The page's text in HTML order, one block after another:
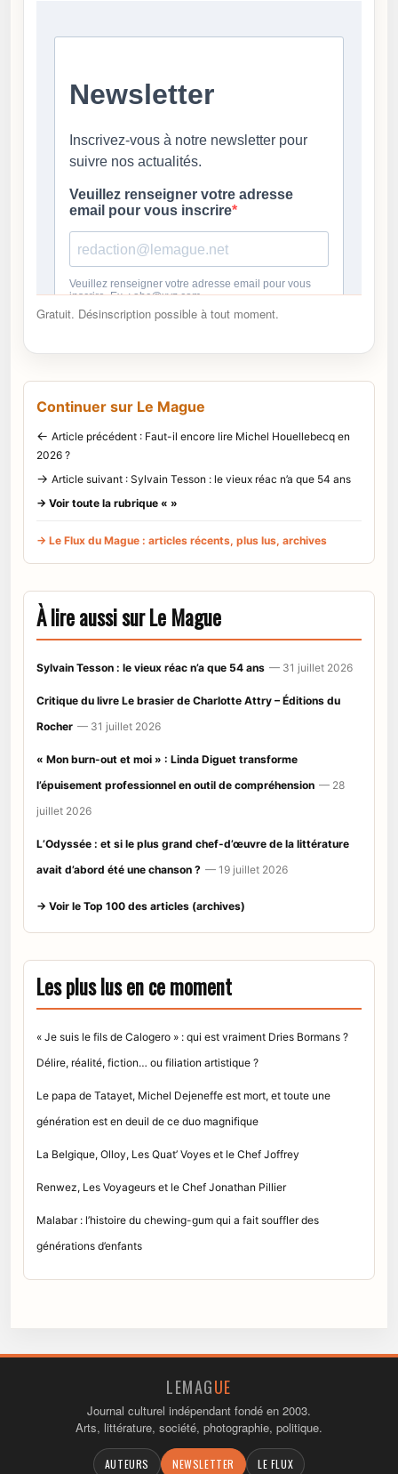
Gratuit. Désinscription possible à tout moment.
Continuer sur Le Mague
← Article précédent : Faut-il encore lire Michel Houellebecq en
2026 ?
→ Article suivant : Sylvain Tesson : le vieux réac n’a que 54 ans
→ Voir toute la rubrique « »
→ Le Flux du Mague : articles récents, plus lus, archives
À lire aussi sur Le Mague
Sylvain Tesson : le vieux réac n’a que 54 ans — 31 juillet 2026
Critique du livre Le brasier de Charlotte Attry – Éditions du
Rocher — 31 juillet 2026
« Mon burn-out et moi » : Linda Diguet transforme
l’épuisement professionnel en outil de compréhension — 28
juillet 2026
L’Odyssée : et si le plus grand chef-d’œuvre de la littérature
avait d’abord été une chanson ? — 19 juillet 2026
→ Voir le Top 100 des articles (archives)
Les plus lus en ce moment
« Je suis le fils de Calogero » : qui est vraiment Dries Bormans ?
Délire, réalité, fiction… ou filiation artistique ?
Le papa de Tatayet, Michel Dejeneffe est mort, et toute une
génération est en deuil de ce duo magnifique
La Belgique, Olloy, Les Quat’ Voyes et le Chef Joffrey
Renwez, Les Voyageurs et le Chef Jonathan Pillier
Malabar : l’histoire du chewing-gum qui a fait souffler des
générations d’enfants
LEMAGUE
Journal culturel indépendant fondé en 2003.
Arts, littérature, société, photographie, politique.
AUTEURS NEWSLETTER LE FLUX